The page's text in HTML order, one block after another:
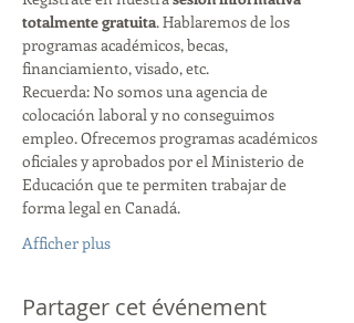
totalmente gratuita. Hablaremos de los
programas académicos, becas,
financiamiento, visado, etc.
Recuerda: No somos una agencia de
colocación laboral y no conseguimos
empleo. Ofrecemos programas académicos
oficiales y aprobados por el Ministerio de
Educación que te permiten trabajar de
forma legal en Canadá.
Afficher plus
Partager cet événement